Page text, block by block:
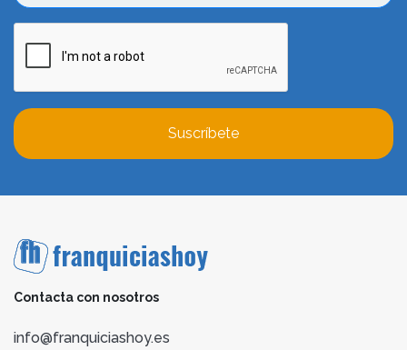
Suscríbete
Contacta con nosotros
info@franquiciashoy.es